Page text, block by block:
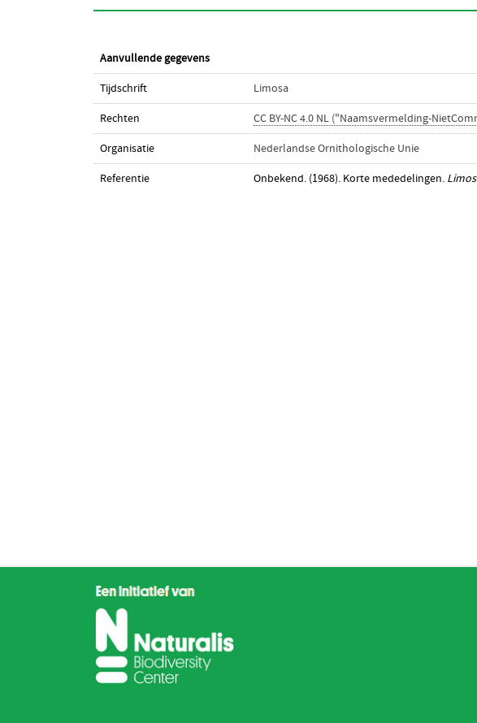
Aanvullende gegevens
Tijdschrift Limosa
Rechten CC BY-NC 4.0 NL ("Naamsvermelding-
Organisatie Nederlandse Ornithologische Unie
Referentie Onbekend. (1968). Korte mededelingen.